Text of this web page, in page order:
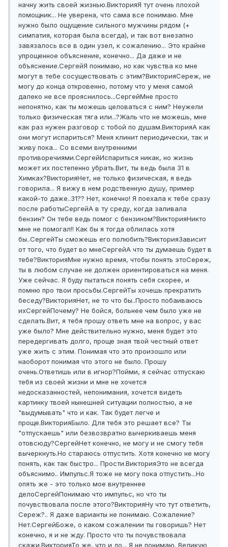
начну жить своей жизнью.ВикторияЯ тут очень плохой
помощник... Не уверена, что сама все понимаю. Мне
нужно было ощущение сильного мужчины рядом (+
симпатия, которая была всегда), и так вот внезапно
завязалось все в один узел, к сожалению... Это крайне
упрощенное объяснение, конечно... Да даже и не
объяснение.СергейЯ понимаю, но как чувства ко мне
могут в тебе сосуществовать с этим?ВикторияСереж, не
могу до конца откровенно, потому что у меня самой
далеко не все прояснилось...СергейМне просто
непонятно, как ты можешь целоваться с ним? Неужели
только физическая тяга или...?Жаль что не можешь, мне
как раз нужен разговор с тобой по душам.ВикторияА как
они могут испариться? Меня клинит периодически, так и
живу пока... Со всеми внутренними
противоречиями.СергейИспариться никак, но жизнь
может их постепенно убрать.Вит, ты ведь была 31 в
Химках?ВикторияНет, не только физическая, я ведь
говорила... Я вижу в нем родственную душу, пример
какой-то даже..31?? Нет, конечно! Я поехала к тебе сразу
после работыСергейА в ту среду, когда заливала
бензин? Он тебе ведь помог с бензином?ВикторияНикто
мне не помогал!! Как бы я тогда облилась хотя
бы..СергейТы сможешь его полюбить?ВикторияЗависит
от того, что будет во мнеСергейА что ты думаешь будет в
тебе?ВикторияМне нужно время, чтобы понять этоСереж,
ты в любом случае не должен ориентироваться на меня.
Уже сейчас. Я буду пытаться понять себя скорее, и
помню про твои просьбы.СергейТы хочешь прекратить
беседу?ВикторияНет, не то что бы..Просто побаиваюсь
ихСергейПочему? Не бойся, больнее чем было уже не
сделать.Вит, я тебя прошу ответь мне на вопрос, у вас
уже было? Мне действительно нужно, меня будет это
передергивать долго, проще зная твой честный ответ
уже жить с этим. Понимая что это произошло или
наоборот понимая что этого не было. Прошу
очень.Ответишь или в игнор?Пойми, я сейчас отпускаю
тебя из своей жизни и мне не хочется
недосказанностей, непонимания, хочется видеть
картинку твоей нынешней ситуации полностью, а не
"выдумывать" что и как. Так будет легче и
проще.ВикторияБыло. Для тебя это решает все? Ты
"отпускаешь" или безвозвратно вычеркиваешь меня
отовсюду?СергейНет конечно, не могу и не смогу тебя
вычеркнуть.Но стараюсь отпустить. Хотя конечно не могу
понять, как так быстро... Прости.ВикторияЭто не всегда
объяснимо.. Импульс.Я тоже не могу пока отпустить...Но
опять же - это только мое внутреннее
делоСергейПонимаю что импульс, но что ты
почувствовала после этого?ВикторияНу что тут ответить,
Сереж?.. Я даже варианты не понимаю. Сожаление?
Нет.СергейБоже, о каком сожалении ты говоришь? Нет
конечно, я и не жду. Просто что ты почувствовала
скажи.ВикторияТо же, что и до... Я не понимаю. Великую